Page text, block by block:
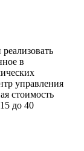
в
управления
стоимость
до 40